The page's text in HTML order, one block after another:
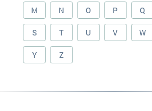
M N O P Q
S T U V W
Y Z